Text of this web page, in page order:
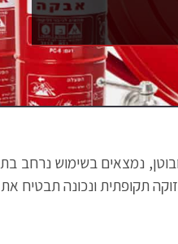
ובוטן, נמצאים בשימוש נרחב
תקופתית ונכונה תבטיח